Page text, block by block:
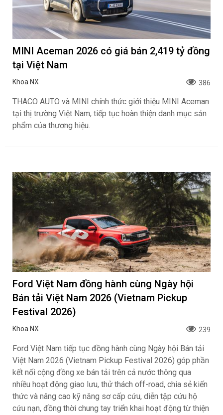
MINI Aceman 2026 có giá bán 2,419 tỷ đồng
tại Việt Nam
Khoa NX 386
THACO AUTO và MINI chính thức giới thiệu MINI Aceman
tại thị trường Việt Nam, tiếp tục hoàn thiện danh mục sản
phẩm của thương hiệu.
Ford Việt Nam đồng hành cùng Ngày hội
Bán tải Việt Nam 2026 (Vietnam Pickup
Festival 2026)
Khoa NX 239
Ford Việt Nam tiếp tục đồng hành cùng Ngày hội Bán tải
Việt Nam 2026 (Vietnam Pickup Festival 2026) góp phần
kết nối cộng đồng xe bán tải trên cả nước thông qua
nhiều hoạt động giao lưu, thử thách off-road, chia sẻ kiến
thức và nâng cao kỹ năng sơ cấp cứu, diễn tập cứu hộ
cứu nạn, đồng thời chung tay triển khai hoạt động từ thiện